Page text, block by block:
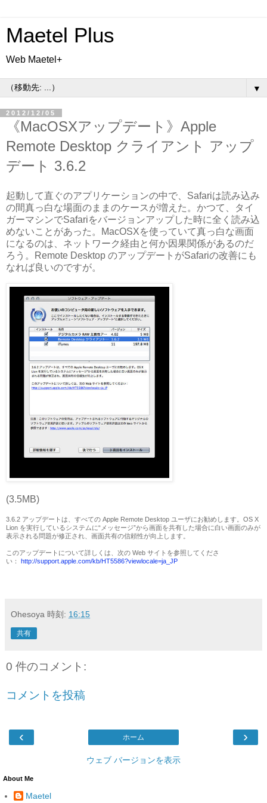
Maetel Plus
Web Maetel+
▼
2012/12/05
《MacOSXアップデート》Apple
Remote Desktop クライアント アップ
デート 3.6.2
起動して直ぐのアプリケーションの中で、Safariは読み込み
の間真っ白な場面のままのケースが増えた。かつて、タイ
ガーマシンでSafariをバージョンアップした時に全く読み込
めないことがあった。MacOSXを使っていて真っ白な画面
になるのは、ネットワーク経由と何か因果関係があるのだ
ろう。Remote Desktop のアップデートがSafariの改善にも
なれば良いのですが。
(3.5MB)
3.6.2 アップデートは、すべての Apple Remote Desktop ユーザにお勧めします。OS X
Lion を実行しているシステムに“メッセージ”から画面を共有した場合に白い画面のみが
表示される問題が修正され、画面共有の信頼性が向上します。
このアップデートについて詳しくは、次の Web サイトを参照してくださ
い： http://support.apple.com/kb/HT5586?viewlocale=ja_JP
Ohesoya 時刻: 16:15
共有
0 件のコメント:
コメントを投稿
‹ ›
ホーム
ウェブ バージョンを表示
About Me
Maetel